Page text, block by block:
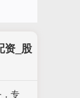
资_股
专